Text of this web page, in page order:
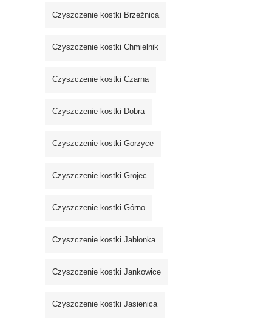
Czyszczenie kostki Brzeźnica
Czyszczenie kostki Chmielnik
Czyszczenie kostki Czarna
Czyszczenie kostki Dobra
Czyszczenie kostki Gorzyce
Czyszczenie kostki Grojec
Czyszczenie kostki Górno
Czyszczenie kostki Jabłonka
Czyszczenie kostki Jankowice
Czyszczenie kostki Jasienica